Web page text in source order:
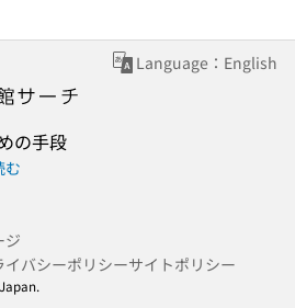
Language：English
の手段
む
ジ
イバシーポリシーサイトポリシー